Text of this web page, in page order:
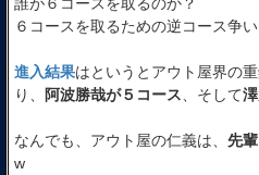
６コースを取るための逆コース争
進入結果はというとアウト屋界の重
り、
阿波勝哉が５コース 、そして
なんでも、アウト屋の仁義は、 先
w